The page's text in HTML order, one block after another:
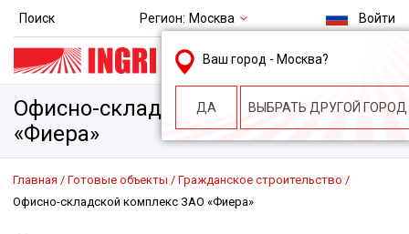
Поиск Регион: Москва
Ваш город - Москва?
ДА ВЫБРАТЬ ДРУГОЙ ГОРОД
Войти
msk@ingri.ru
пн. – пт.: 9.00-18.00
Офисно-складской комплекс ЗАО
«Фиера»
Главная Готовые объекты
Гражданское строительство
Офисно-складской комплекс ЗАО «Фиера»